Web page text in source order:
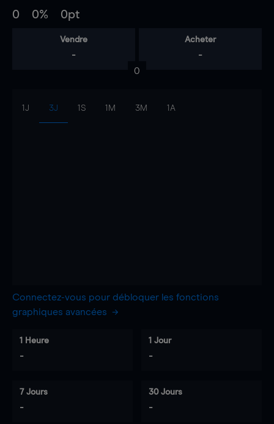
0 0% 0pt
Vendre
-
Acheter
-
0
1J 3J 1S 1M 3M 1A
Connectez-vous pour débloquer les fonctions
graphiques avancées
1 Heure
-
1 Jour
-
7 Jours
-
30 Jours
-